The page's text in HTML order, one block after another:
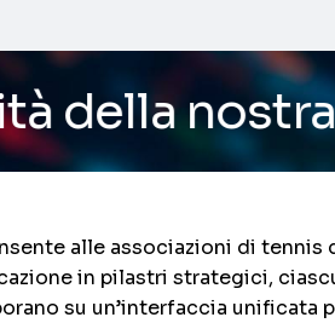
alle associazioni di
in pilastri strategici,
su un’interfaccia unificata